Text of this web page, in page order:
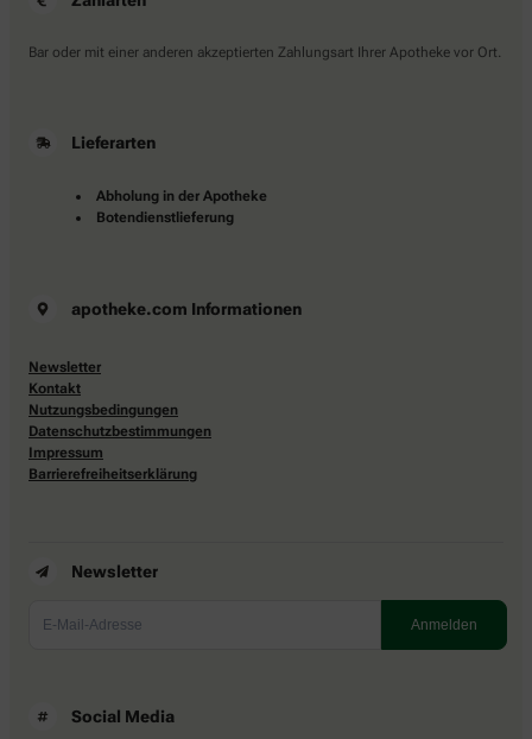
Bar oder mit einer anderen akzeptierten Zahlungsart Ihrer Apotheke vor Ort.
Lieferarten
Abholung in der Apotheke
Botendienstlieferung
apotheke.com Informationen
Newsletter
Kontakt
Nutzungsbedingungen
Datenschutzbestimmungen
Impressum
Barrierefreiheitserklärung
Newsletter
Social Media